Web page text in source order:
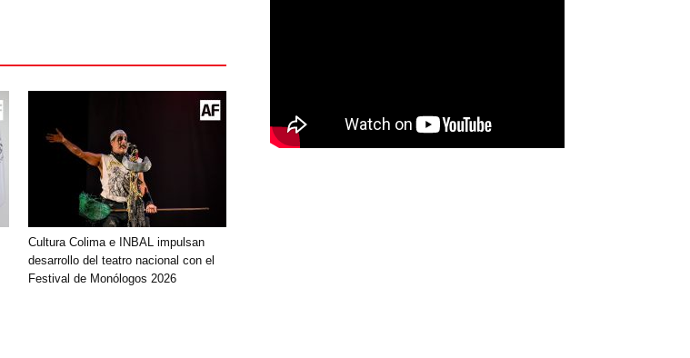
Cultura Colima e INBAL impulsan
desarrollo del teatro nacional con el
Festival de Monólogos 2026